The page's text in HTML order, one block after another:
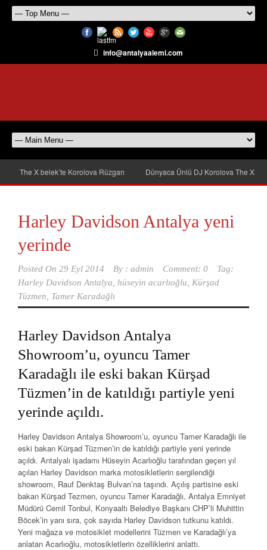
info@antalyaalemi.com
The X belek’te Korolova Rüzgarı Dünyaca Ünlü DJ Korolova The
Harley Davidson Antalya yeni
yerinde
Posted On 29 Eyl 2014 By : admin Comment: 0
Tag:
Harley Davidson Antalya
hüseyin acarlıoğlu
Kürşad
Tüzmen
Tamer Karadağlı
Harley Davidson Antalya
Showroom’u, oyuncu Tamer
Karadağlı ile eski bakan Kürşad
Tüzmen’in de katıldığı partiyle yeni
yerinde açıldı.
Harley Davidson Antalya Showroom’u, oyuncu Tamer Karadağlı ile
eski bakan Kürşad Tüzmen’in de katıldığı partiyle yeni yerinde
açıldı. Antalyalı işadamı Hüseyin Acarlıoğlu tarafından geçen yıl
açılan Harley Davidson marka motosikletlerin sergilendiği
showroom, Rauf Denktaş Bulvarı’na taşındı. Açılış partisine eski
bakan Kürşad Tezmen, oyuncu Tamer Karadağlı, Antalya Emniyet
Müdürü Cemil Tonbul, Konyaaltı Belediye Başkanı CHP’li Muhittin
Böcek’in yanı sıra, çok sayıda Harley Davidson tutkunu katıldı.
Yeni mağaza ve motosiklet modellerini Tüzmen ve Karadağlı’ya
anlatan Acarlıoğlu, motosikletlerin özelliklerini anlattı.